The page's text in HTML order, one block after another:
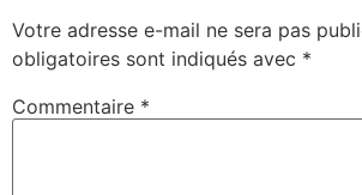
Votre adresse e-mail ne sera pas
obligatoires sont indiqués avec *
Commentaire *